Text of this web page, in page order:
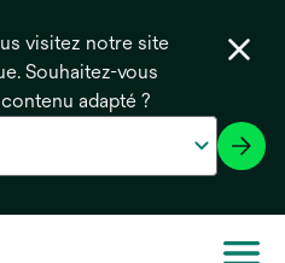
visitez notre site
Souhaitez-vous
adapté ?